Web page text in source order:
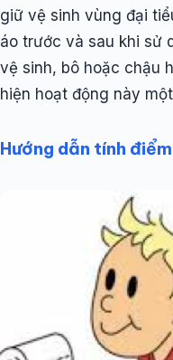
giữ vệ sinh vùng đại
áo trước và sau khi sử
vệ sinh, bô hoặc chậu
hiện hoạt động này
Hướng dẫn tính